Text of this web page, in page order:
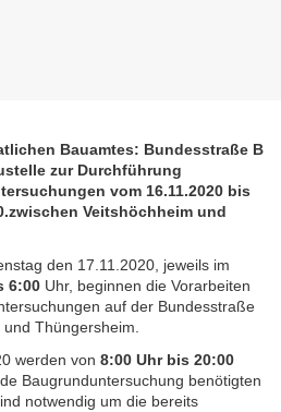
Bauamtes: Bundesstraße B
zur Durchführung
vom 16.11.2020 bis
Veitshöchheim und
den 17.11.2020, jeweils im
6:00 Uhr, beginnen die Vorarbeiten
auf der Bundesstraße
Thüngersheim.
werden von 8:00 Uhr bis 20:00
Baugrunduntersuchung benötigten
notwendig um die bereits